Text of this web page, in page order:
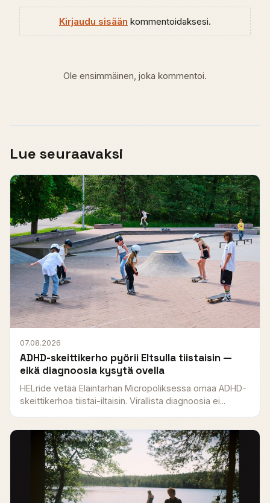
Kirjaudu sisään kommentoidaksesi.
Ole ensimmäinen, joka kommentoi.
Lue seuraavaksi
07.08.2026
ADHD-skeittikerho pyörii Eltsulla tiistaisin —
eikä diagnoosia kysytä ovella
HELride vetää Eläintarhan Micropoliksessa omaa ADHD-
skeittikerhoa tiistai-iltaisin. Virallista diagnoosia ei...